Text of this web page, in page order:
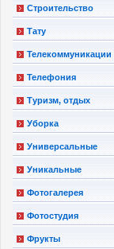
Строительство
Тату
Телекоммуникации
Телефония
Туризм, отдых
Уборка
Универсальные
Уникальные
Фотогалерея
Фотостудия
Фрукты